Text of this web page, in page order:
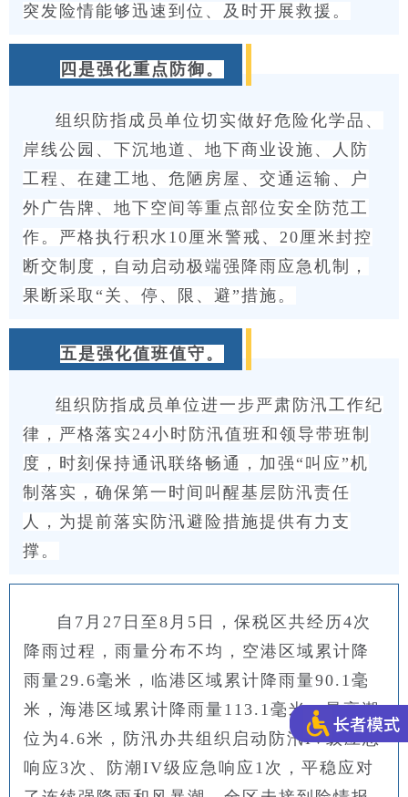
突发险情能够迅速到位、及时开展救援。
四是强化重点防御。
组织防指成员单位切实做好危险化学品、
岸线公园、下沉地道、地下商业设施、人防
工程、在建工地、危陋房屋、交通运输、户
外广告牌、地下空间等重点部位安全防范工
作。严格执行积水10厘米警戒、20厘米封控
断交制度，自动启动极端强降雨应急机制，
果断采取“关、停、限、避”措施。
五是强化值班值守。
组织防指成员单位进一步严肃防汛工作纪
律，严格落实24小时防汛值班和领导带班制
度，时刻保持通讯联络畅通，加强“叫应”机
制落实，确保第一时间叫醒基层防汛责任
人，为提前落实防汛避险措施提供有力支
撑。
自7月27日至8月5日，保税区共经历4次
降雨过程，雨量分布不均，空港区域累计降
雨量29.6毫米，临港区域累计降雨量90.1毫
米，海港区域累计降雨量113.1毫米，最高潮
位为4.6米，防汛办共组织启动防汛IV级应急
响应3次、防潮IV级应急响应1次，平稳应对